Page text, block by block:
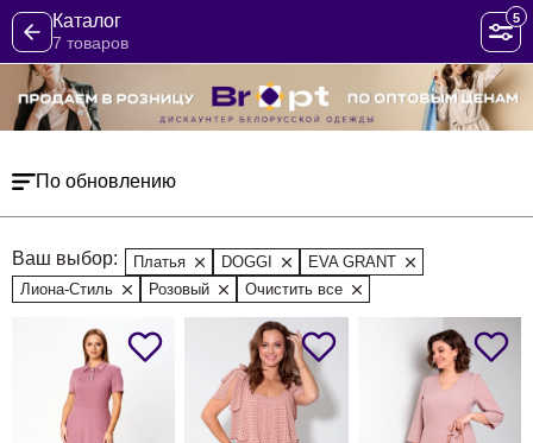
Каталог
7 товаров
5
По обновлению
Ваш выбор: Платья DOGGI
EVA GRANT
Лиона-Стиль
Розовый Очистить все